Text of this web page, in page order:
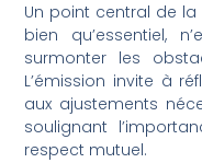
Un point central de la
bien qu’essentiel,
surmonter les
L’émission invite à
aux ajustements
soulignant
respect mutuel.